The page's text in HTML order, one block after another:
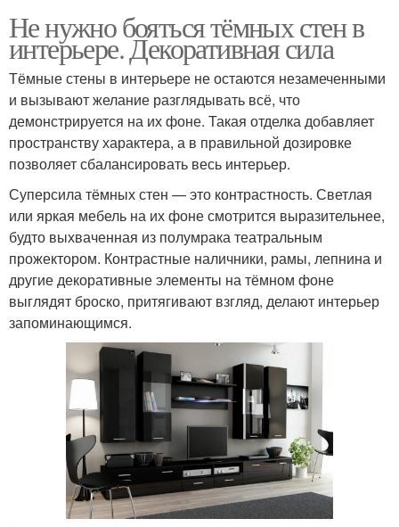
Не нужно бояться тёмных стен в
интерьере. Декоративная сила
Тёмные стены в интерьере не остаются незамеченными
и вызывают желание разглядывать всё, что
демонстрируется на их фоне. Такая отделка добавляет
пространству характера, а в правильной дозировке
позволяет сбалансировать весь интерьер.
Суперсила тёмных стен — это контрастность. Светлая
или яркая мебель на их фоне смотрится выразительнее,
будто выхваченная из полумрака театральным
прожектором. Контрастные наличники, рамы, лепнина и
другие декоративные элементы на тёмном фоне
выглядят броско, притягивают взгляд, делают интерьер
запоминающимся.